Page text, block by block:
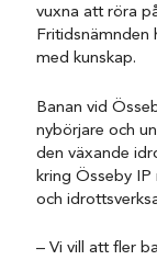
vuxna att röra
Fritidsnämnden
med kunskap.
Banan vid
nybörjare och
den växande
kring Össeby
och
– Vi vill att fler